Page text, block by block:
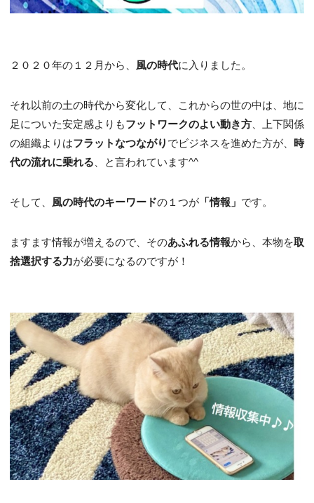
２０２０年の１２月から、 風の時代に入りました。
それ以前の土の時代から変化して、これからの世の中は、地に
足についた安定感よりもフットワークのよい動き方、上下関係
の組織よりはフラットなつながり でビジネスを進めた方が、 時
代の流れに乗れる、と言われています^^
そして、 風の時代のキーワードの１つが「情報」 です。
ますます情報が増えるので、そのあふれる情報から、本物を取
捨選択する力が必要になるのですが！